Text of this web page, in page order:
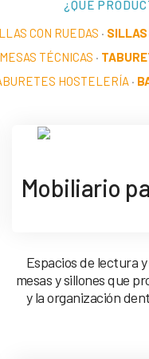
¿QUÉ
CON RUEDAS · SILLAS
MESAS TÉCNICAS ·
HOSTELERÍA ·
Mobiliario
Espacios de lectura
mesas y sillones que
y la organización